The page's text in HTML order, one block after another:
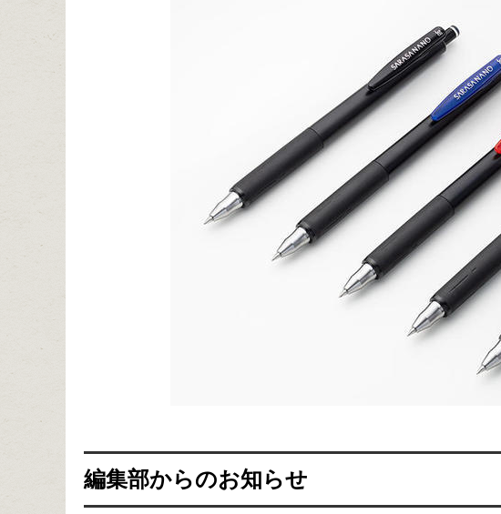
編集部からのお知らせ